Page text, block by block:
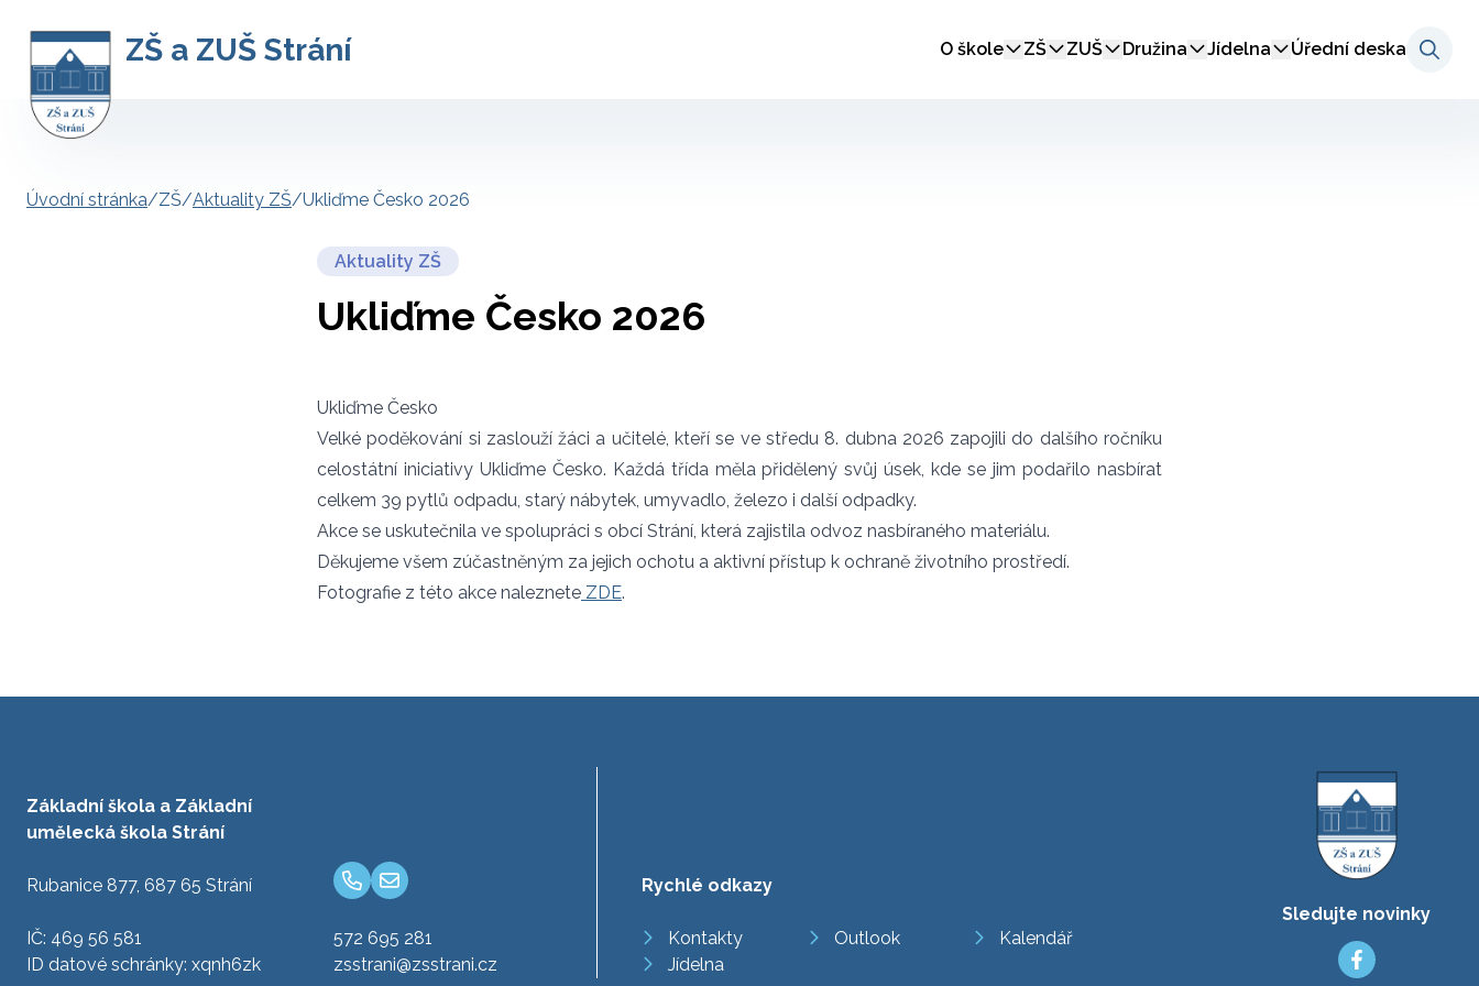
ZŠ a ZUŠ Strání O škole ZŠ ZUŠ Družina Jídelna Úřední deska
Úvodní stránka/ZŠ/Aktuality ZŠ/Ukliďme Česko 2026
Aktuality ZŠ
Ukliďme Česko 2026
Ukliďme Česko
Velké poděkování si zaslouží žáci a učitelé, kteří se ve středu 8. dubna 2026 zapojili do dalšího ročníku
celostátní iniciativy Ukliďme Česko. Každá třída měla přidělený svůj úsek, kde se jim podařilo nasbírat
celkem 39 pytlů odpadu, starý nábytek, umyvadlo, železo i další odpadky.
Akce se uskutečnila ve spolupráci s obcí Strání, která zajistila odvoz nasbíraného materiálu.
Děkujeme všem zúčastněným za jejich ochotu a aktivní přístup k ochraně životního prostředí.
Fotografie z této akce naleznete ZDE.
Základní škola a Základní
umělecká škola Strání
Rubanice 877, 687 65 Strání
IČ: 469 56 581
ID datové schránky: xqnh6zk
572 695 281
zsstrani@zsstrani.cz
Rychlé odkazy
Kontakty Outlook
Kalendář
Jídelna
Sledujte novinky